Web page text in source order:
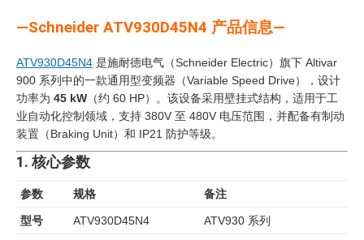
—Schneider ATV930D45N4 产品信息—
ATV930D45N4 是施耐德电气（Schneider Electric）旗下 Altivar
900 系列中的一款通用型变频器（Variable Speed Drive），设计
功率为 45 kW （约 60 HP）。该设备采用壁挂式结构，适用于工
业自动化控制领域，支持 380V 至 480V 电压范围，并配备有制动
装置（Braking Unit）和 IP21 防护等级。
1. 核心参数
参数 规格 备注
型号 ATV930D45N4 ATV930 系列